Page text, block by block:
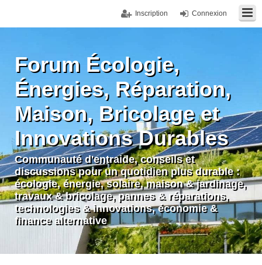
Connexion
Inscription
Forum Écologie,
Énergies, Réparation,
Maison, Bricolage et
Innovations Durables
Communauté d'entraide, conseils et
discussions pour un quotidien plus durable :
écologie, énergie, solaire, maison & jardinage,
travaux & bricolage, pannes & réparations,
technologies & innovations, économie &
finance alternative